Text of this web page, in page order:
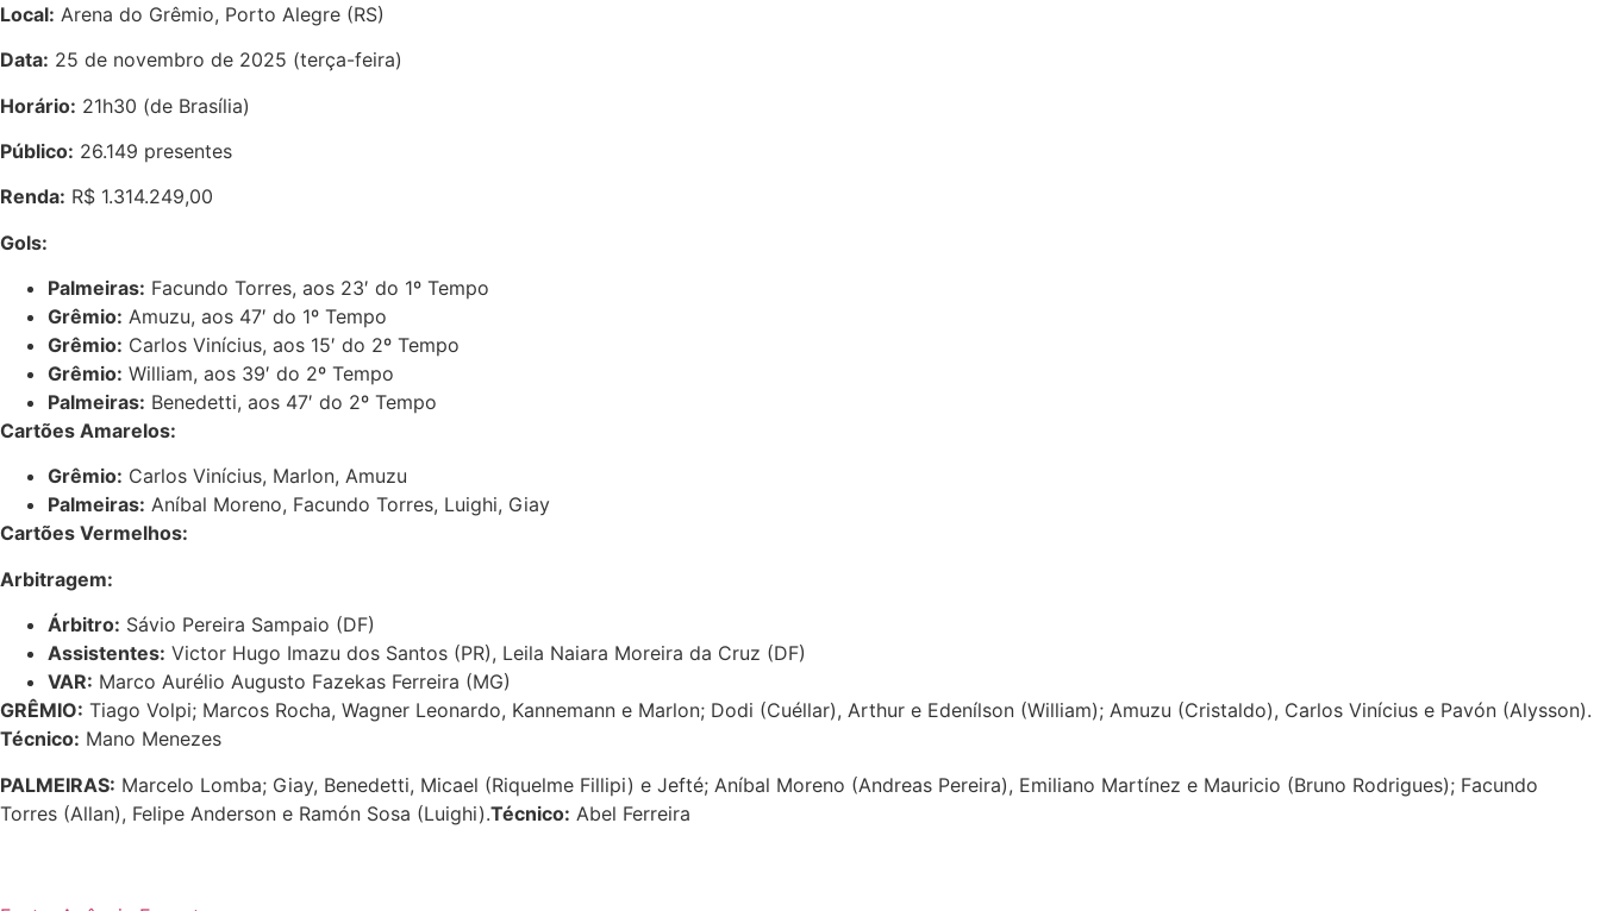
Local: Arena do Grêmio, Porto Alegre (RS)
Data: 25 de novembro de 2025 (terça-feira)
Horário: 21h30 (de Brasília)
Público: 26.149 presentes
Renda: R$ 1.314.249,00
Gols:
Palmeiras: Facundo Torres, aos 23′ do 1º Tempo
Grêmio: Amuzu, aos 47′ do 1º Tempo
Grêmio: Carlos Vinícius, aos 15′ do 2º Tempo
Grêmio: William, aos 39′ do 2º Tempo
Palmeiras: Benedetti, aos 47′ do 2º Tempo
Cartões Amarelos:
Grêmio: Carlos Vinícius, Marlon, Amuzu
Palmeiras: Aníbal Moreno, Facundo Torres, Luighi, Giay
Cartões Vermelhos:
Arbitragem:
Árbitro: Sávio Pereira Sampaio (DF)
Assistentes: Victor Hugo Imazu dos Santos (PR), Leila Naiara Moreira da Cruz (DF)
VAR: Marco Aurélio Augusto Fazekas Ferreira (MG)
GRÊMIO: Tiago Volpi; Marcos Rocha, Wagner Leonardo, Kannemann e Marlon; Dodi (Cuéllar), Arthur e Edenílson (William); Amuzu (Cristaldo), Carlos Vinícius e Pavón (Alysson).
Técnico: Mano Menezes
PALMEIRAS: Marcelo Lomba; Giay, Benedetti, Micael (Riquelme Fillipi) e Jefté; Aníbal Moreno (Andreas Pereira), Emiliano Martínez e Mauricio (Bruno Rodrigues); Facundo
Torres (Allan), Felipe Anderson e Ramón Sosa (Luighi).Técnico: Abel Ferreira